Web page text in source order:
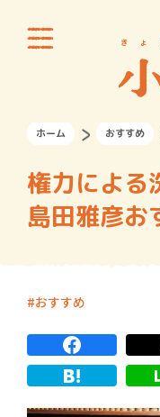
ホーム おすすめ
権力によ
島田雅彦お
おすすめ